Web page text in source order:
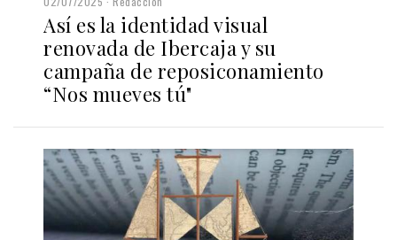
Así es la identidad visual
renovada de Ibercaja y su
campaña de reposiconamiento
“Nos mueves tú"